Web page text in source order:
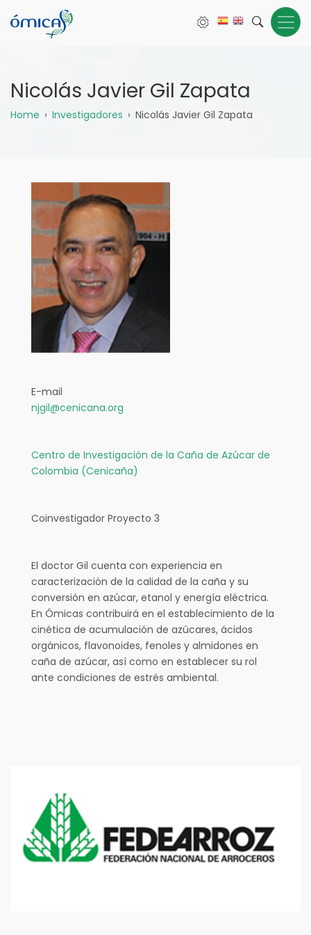
Nicolás Javier Gil Zapata
Sobrescribir
ayuda
navegación
Home Investigadores Nicolás Javier Gil Zapata
E-mail
njgil@cenicana.org
Centro de Investigación de la Caña de Azúcar de
Colombia (Cenicaña)
Coinvestigador Proyecto 3
El doctor Gil cuenta con experiencia en
caracterización de la calidad de la caña y su
conversión en azúcar, etanol y energía eléctrica.
En Ómicas contribuirá en el establecimiento de la
cinética de acumulación de azúcares, ácidos
orgánicos, flavonoides, fenoles y almidones en
caña de azúcar, así como en establecer su rol
ante condiciones de estrés ambiental.